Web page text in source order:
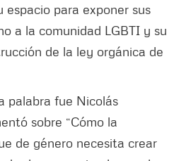
espacio para exponer sus
a la comunidad LGBTI y su
de la ley orgánica de
palabra fue Nicolás
sobre “Cómo la
de género necesita crear